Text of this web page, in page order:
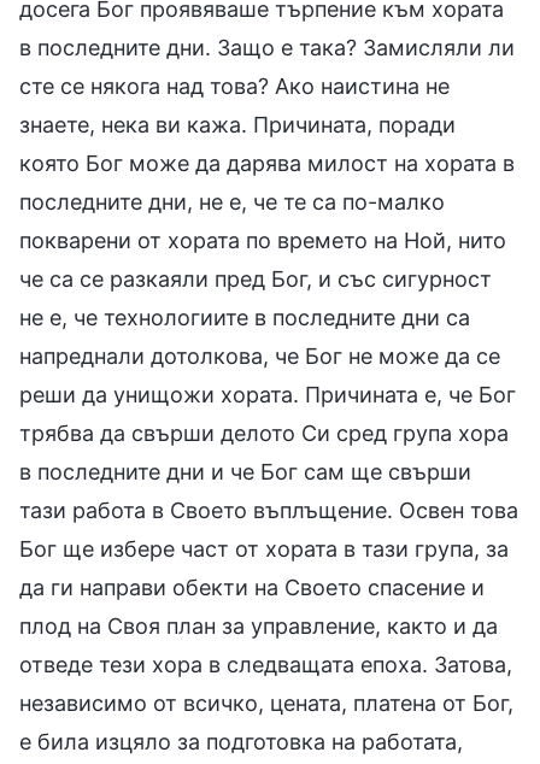
досега Бог проявяваше търпение към хората
в последните дни. Защо е така? Замисляли ли
сте се някога над това? Ако наистина не
знаете, нека ви кажа. Причината, поради
която Бог може да дарява милост на хората в
последните дни, не е, че те са по-малко
покварени от хората по времето на Ной, нито
че са се разкаяли пред Бог, и със сигурност
не е, че технологиите в последните дни са
напреднали дотолкова, че Бог не може да се
реши да унищожи хората. Причината е, че Бог
трябва да свърши делото Си сред група хора
в последните дни и че Бог сам ще свърши
тази работа в Своето въплъщение. Освен това
Бог ще избере част от хората в тази група, за
да ги направи обекти на Своето спасение и
плод на Своя план за управление, както и да
отведе тези хора в следващата епоха. Затова,
независимо от всичко, цената, платена от Бог,
е била изцяло за подготовка на работата,